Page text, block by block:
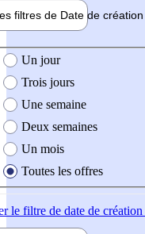
filtres de Date de création
création de l'offre
Un jour
Trois jours
Une semaine
Deux semaines
Un mois
Toutes les offres
le filtre de date de